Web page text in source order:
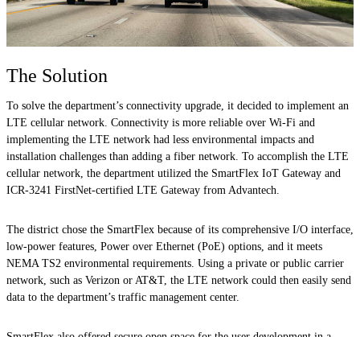
The Solution
To solve the department’s connectivity upgrade, it decided to implement an
LTE cellular network. Connectivity is more reliable over Wi-Fi and
implementing the LTE network had less environmental impacts and
installation challenges than adding a fiber network. To accomplish the LTE
cellular network, the department utilized the SmartFlex IoT Gateway and
ICR-3241 FirstNet-certified LTE Gateway from Advantech.
The district chose the SmartFlex because of its comprehensive I/O interface,
low-power features, Power over Ethernet (PoE) options, and it meets
NEMA TS2 environmental requirements. Using a private or public carrier
network, such as Verizon or AT&T, the LTE network could then easily send
data to the department’s traffic management center.